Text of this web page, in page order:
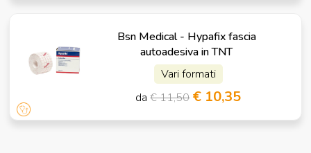
Bsn Medical - Hypafix fascia
autoadesiva in TNT
Vari formati
da€ 11,50 € 10,35